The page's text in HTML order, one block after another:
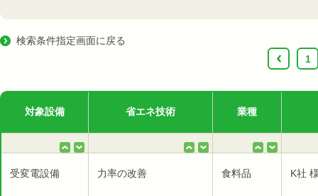
検索条件指定画面に戻る
‹
1
対象設備 省エネ技術 業種
受変電設備 力率の改善 食料品 K社